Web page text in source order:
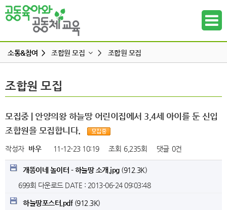
하위메뉴
하위메뉴
하위메뉴
소통&참여 > 조합원 모집 >
공동육아 ing
터전 소식
알리고 싶어요
조합원 모집
조합원 모집
모집중 | 안양의왕 하늘땅 어린이집에서 3,4세 아이를 둔 신입
조합원을 모집합니다.
작성자 바우 11-12-23 10:19 조회 6,235회 댓글 0건
개똥이네 놀이터 - 하늘땅 소개.jpg(912.3K)
699회 다운로드 DATE : 2013-06-24 09:03:48
하늘땅포스터.pdf(912.3K)